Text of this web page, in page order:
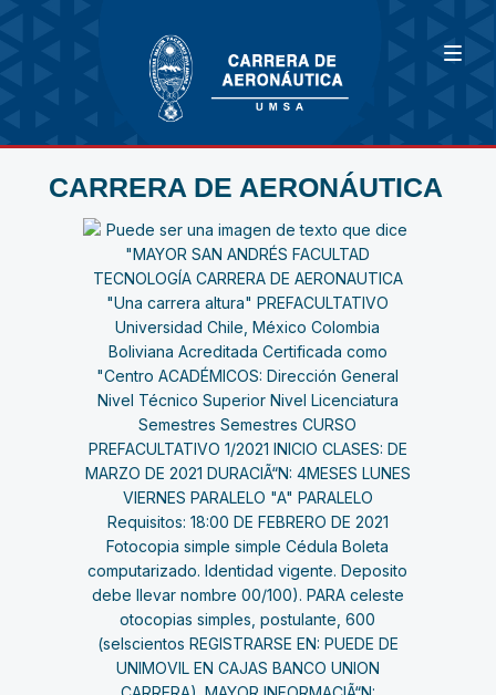
CARRERA DE AERONÁUTICA